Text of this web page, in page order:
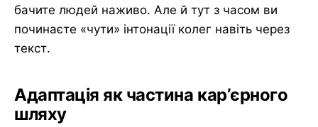
бачите людей наживо. Але й тут з часом ви
починаєте «чути» інтонації колег навіть через
текст.
Адаптація як частина кар’єрного
шляху